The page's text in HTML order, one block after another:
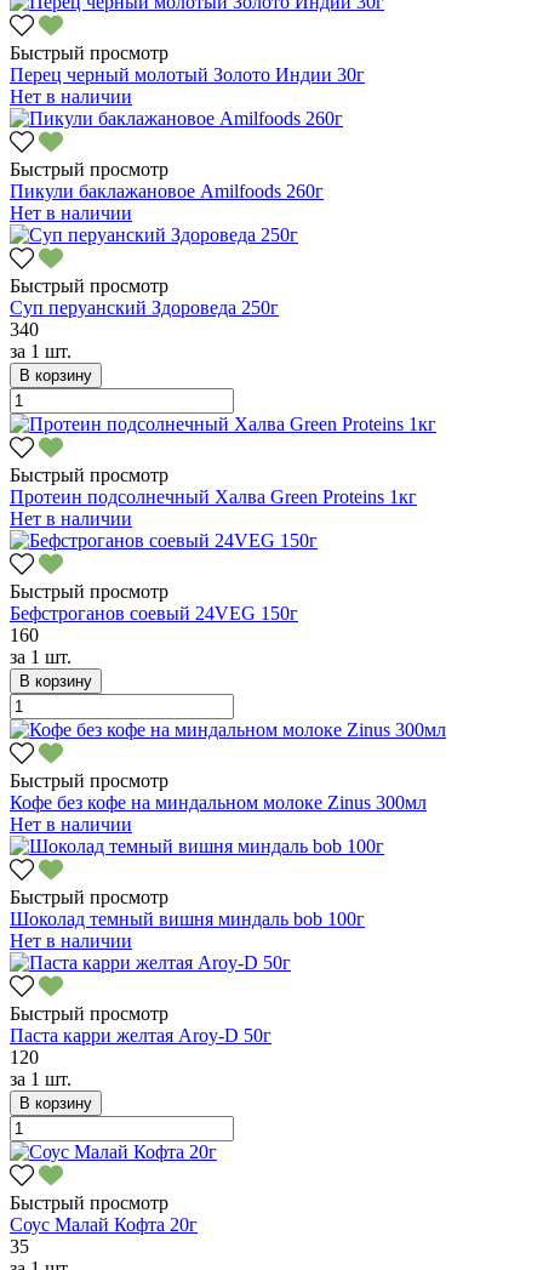
Быстрый просмотр
Перец черный молотый Золото Индии 30г
Нет в наличии
Быстрый просмотр
Пикули баклажановое Amilfoods 260г
Нет в наличии
Быстрый просмотр
Суп перуанский Здороведа 250г
340
за 1 шт.
В корзину
Быстрый просмотр
Протеин подсолнечный Халва Green Proteins 1кг
Нет в наличии
Быстрый просмотр
Бефстроганов соевый 24VEG 150г
160
за 1 шт.
В корзину
Быстрый просмотр
Кофе без кофе на миндальном молоке Zinus 300мл
Нет в наличии
Быстрый просмотр
Шоколад темный вишня миндаль bob 100г
Нет в наличии
Быстрый просмотр
Паста карри желтая Aroy-D 50г
120
за 1 шт.
В корзину
Быстрый просмотр
Соус Малай Кофта 20г
35